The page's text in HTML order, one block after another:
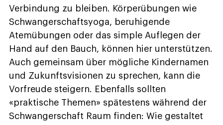
Verbindung zu bleiben. Körperübungen wie
Schwangerschaftsyoga, beruhigende
Atemübungen oder das simple Auflegen der
Hand auf den Bauch, können hier unterstützen.
Auch gemeinsam über mögliche Kindernamen
und Zukunftsvisionen zu sprechen, kann die
Vorfreude steigern. Ebenfalls sollten
«praktische Themen» spätestens während der
Schwangerschaft Raum finden: Wie gestaltet